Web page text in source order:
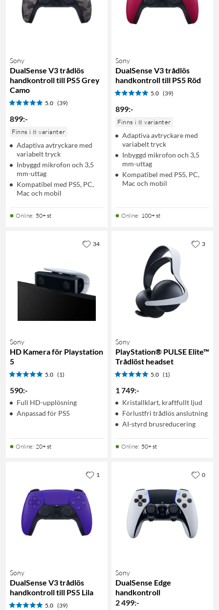
Sony
DualSense V3 trådlös
handkontroll till PS5 Grey
Camo
5.0 (39)
899:-
Finns i 8 varianter
Adaptiva avtryckare med
variabelt tryck
Inbyggd mikrofon och 3,5
mm-uttag
Kompatibel med PS5, PC,
Mac och mobil
Online: 50+ st
Sony
DualSense V3 trådlös
handkontroll till PS5 Röd
5.0 (39)
899:-
Finns i 8 varianter
Adaptiva avtryckare med
variabelt tryck
Inbyggd mikrofon och 3,5
mm-uttag
Kompatibel med PS5, PC,
Mac och mobil
Online: 100+ st
Sony
HD Kamera för Playstation
5
5.0 (1)
590:-
Full HD-upplösning
Anpassad för PS5
Online: 20+ st
34
Sony
PlayStation® PULSE Elite™
Trådlöst headset
5.0 (1)
1 749:-
Kristallklart, kraftfullt ljud
Förlustfri trådlös anslutning
AI-styrd brusreducering
Online: 50+ st
3
Sony
DualSense V3 trådlös
handkontroll till PS5 Lila
5.0 (39)
1
Sony
DualSense Edge
handkontroll
2 499:-
0